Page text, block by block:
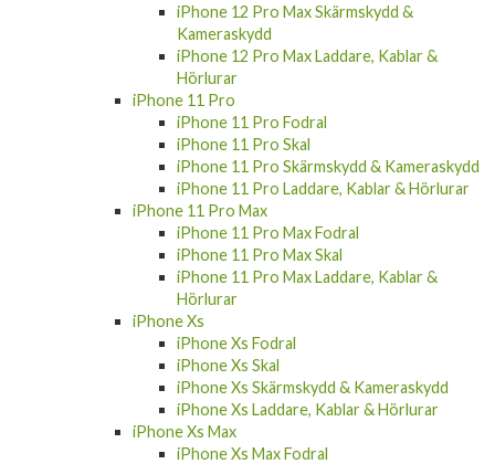
Kameraskydd
iPhone 12 Pro Max Laddare, Kablar &
Hörlurar
iPhone 11 Pro
iPhone 11 Pro Fodral
iPhone 11 Pro Skal
iPhone 11 Pro Skärmskydd & Kameraskydd
iPhone 11 Pro Laddare, Kablar & Hörlurar
iPhone 11 Pro Max
iPhone 11 Pro Max Fodral
iPhone 11 Pro Max Skal
iPhone 11 Pro Max Laddare, Kablar &
Hörlurar
iPhone Xs
iPhone Xs Fodral
iPhone Xs Skal
iPhone Xs Skärmskydd & Kameraskydd
iPhone Xs Laddare, Kablar & Hörlurar
iPhone Xs Max
iPhone Xs Max Fodral
iPhone Xr